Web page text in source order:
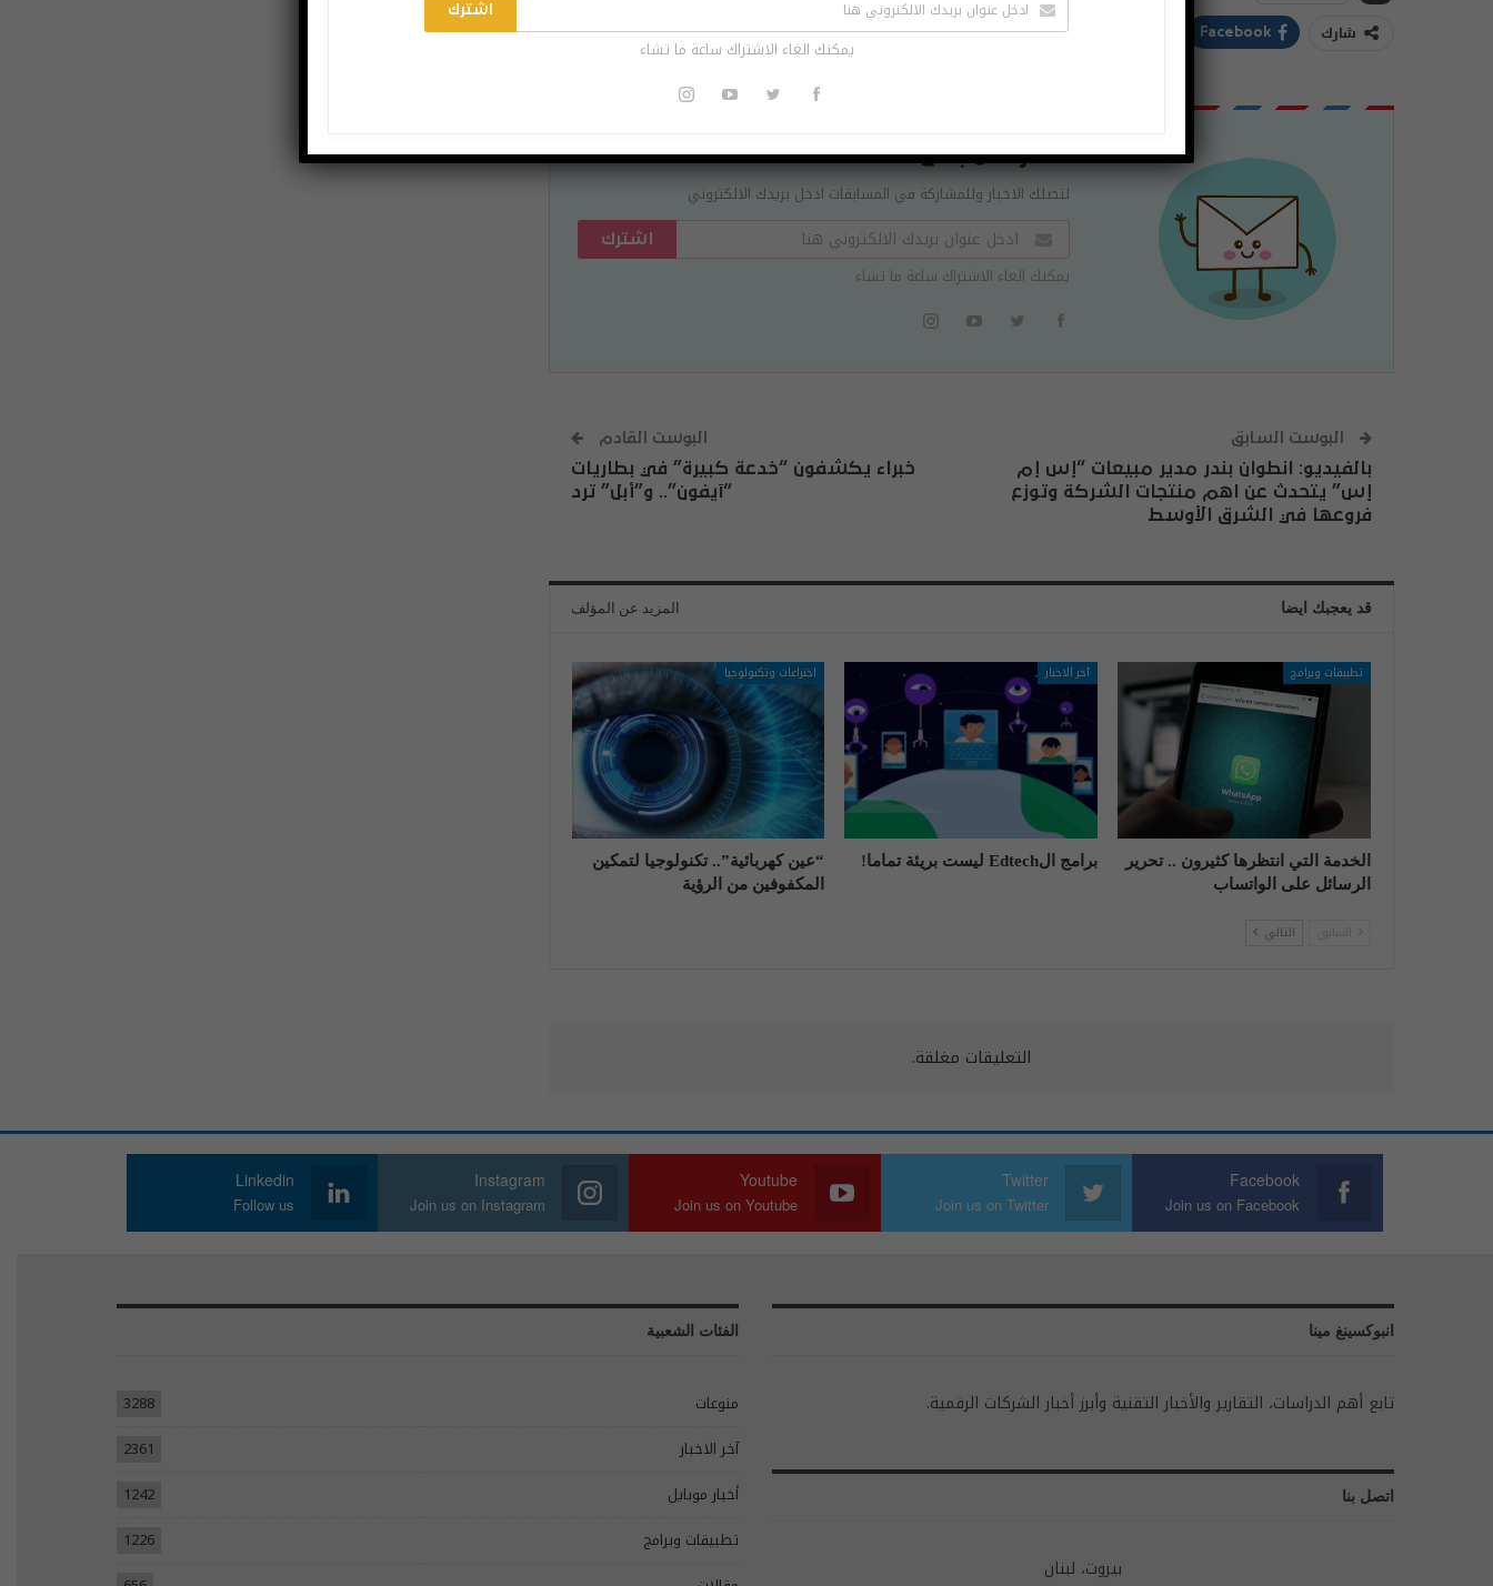
شارك Facebook
ReddIt
Pinterest
اشتراك مجاني
لتصلك الاخبار وللمشاركة في المسابقات ادخل بريدك الالكتروني
اشترك
يمكنك الغاء الاشتراك ساعة ما تشاء
البوست السابق
بالفيديو: انطوان بندر مدير مبيعات “إس إم
إس” يتحدث عن اهم منتجات الشركة وتوزع
فروعها في الشرق الأوسط
البوست القادم
خبراء يكشفون “خدعة كبيرة” في بطاريات
“آيفون”.. و”أبل” ترد
قد يعجبك ايضا المزيد عن المؤلف
تطبيقات وبرامج
الخدمة التي انتظرها كثيرون .. تحرير
الرسائل على الواتساب
آخر الاخبار
برامج الEdtech ليست بريئة تماما!
اختراعات وتكنولوجيا
“عين كهربائية”.. تكنولوجيا لتمكين
المكفوفين من الرؤية
التالي
التعليقات مغلقة.
Facebook
Join us on Facebook
Twitter
Join us on Twitter
Youtube
Join us on Youtube
Instagram
Join us on Instagram
Linkedin
Follow us
انبوكسينغ مينا
تابع أهم الدراسات، التقارير والأخبار التقنية وأبرز أخبار الشركات الرقمية.
اتصل بنا
بيروت، لبنان
الفئات الشعبية
منوعات
3288
آخر الاخبار
2361
أخبار موبايل
1242
تطبيقات وبرامج
1226
اشترك
يمكنك الغاء الاشتراك ساعة ما تشاء